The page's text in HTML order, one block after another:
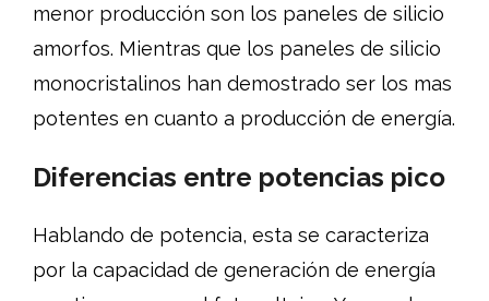
menor producción son los paneles de silicio
amorfos. Mientras que los paneles de silicio
monocristalinos han demostrado ser los mas
potentes en cuanto a producción de energía.
Diferencias entre potencias pico
Hablando de potencia, esta se caracteriza
por la capacidad de generación de energía